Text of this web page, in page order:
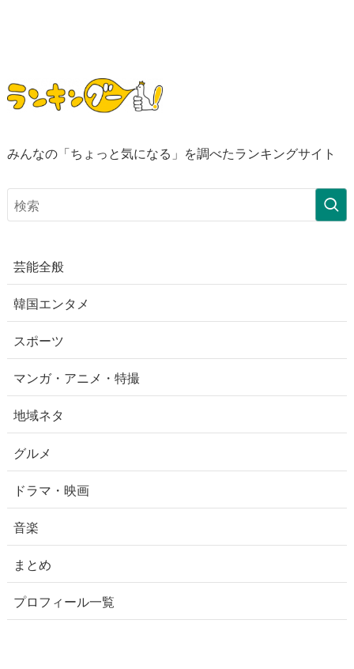
みんなの「ちょっと気になる」を調べたランキングサイト
芸能全般
韓国エンタメ
スポーツ
マンガ・アニメ・特撮
地域ネタ
グルメ
ドラマ・映画
音楽
まとめ
プロフィール一覧